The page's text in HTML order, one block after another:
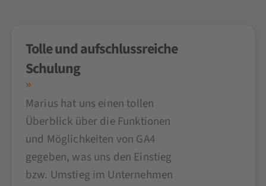
Tolle und aufschlussreiche
Schulung
Marius hat uns einen tollen
Überblick über die Funktionen
und Möglichkeiten von GA4
gegeben, was uns den Einstieg
bzw. Umstieg im Unternehmen